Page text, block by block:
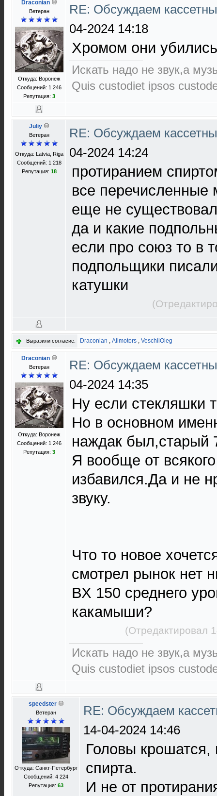
Draconian
Ветеран
Откуда: Воронеж
Сообщений: 1 246
Репутация: 3
RE: Обсуждаем
04-2024 14:18
Хромом они
Искать надо не звук,а
Quis custodiet ipsos
Juliy
Ветеран
Откуда: Latvia, Riga
Сообщений: 1 218
Репутация: 18
RE: Обсуждаем
04-2024 14:24
протиранием
все перечисленные
еще не
да и какие
если про союз то в
подпольщики
катушки
Выразили согласие: Draconian , Allmotors , VeschiiOleg
Draconian
Ветеран
Откуда: Воронеж
Сообщений: 1 246
Репутация: 3
RE: Обсуждаем
04-2024 14:35
Ну если стекляшки
Но в основном
наждак был,старый
Я вообще от
избавился.Да и не
звуку.
Что то новое
смотрел рынок нет
ВХ 150 среднего
какамыши?
(Отредактировал
Искать надо не звук,а
Quis custodiet ipsos
speedster
Ветеран
Откуда: Санкт-Петербург
Сообщений: 4 224
Репутация: 63
RE: Обсуждаем
14-04-2024 14:46
Головы крошатся,
спирта.
И не от